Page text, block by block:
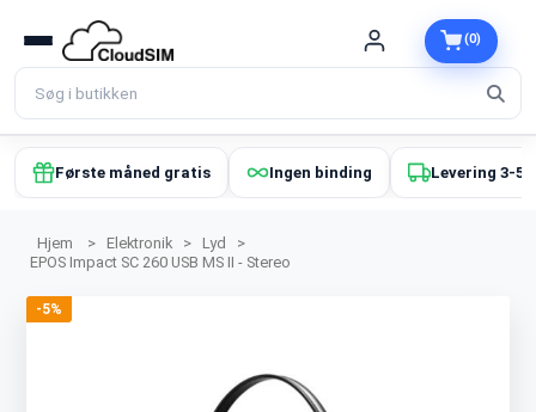
(0)
Første måned gratis Ingen binding Levering 3-5
Hjem > Elektronik > Lyd
>
EPOS Impact SC 260 USB MS II - Stereo
-5%